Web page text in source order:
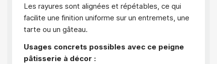
Les rayures sont alignées et répétables, ce qui
facilite une finition uniforme sur un entremets, une
tarte ou un gâteau.
Usages concrets possibles avec ce peigne
pâtisserie à décor :